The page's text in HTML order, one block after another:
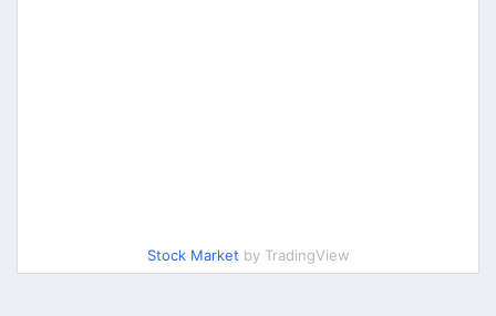
Stock Market by TradingView